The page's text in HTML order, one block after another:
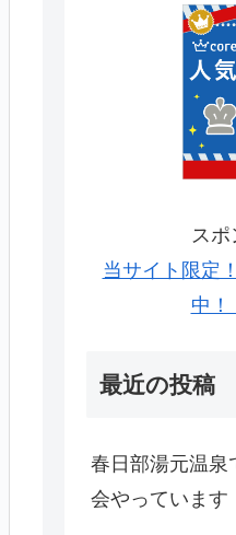
スポ
当サイト限定
中！
最近の投稿
春日部湯元温泉
会やっています